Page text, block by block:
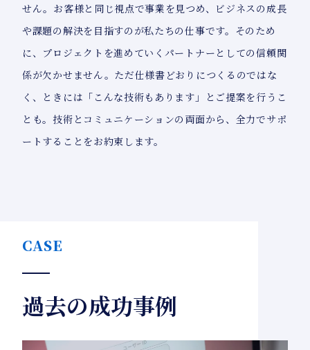
せん。お客様と同じ視点で事業を見つめ、ビジネスの成長
や課題の解決を目指すのが私たちの仕事です。そのため
に、プロジェクトを進めていくパートナーとしての信頼関
係が欠かせません。ただ仕様書どおりにつくるのではな
く、ときには「こんな技術もあります」とご提案を行うこ
とも。技術とコミュニケーションの両面から、全力でサポ
ートすることをお約束します。
CASE
過去の成功事例